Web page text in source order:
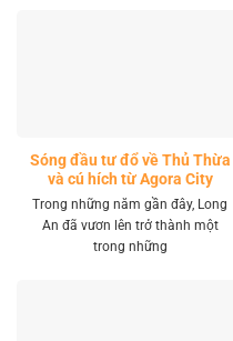
Sóng đầu tư đổ về Thủ Thừa
và cú hích từ Agora City
Trong những năm gần đây, Long
An đã vươn lên trở thành một
trong những